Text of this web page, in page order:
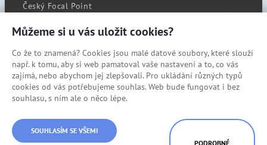
Český Focal Point
RSS
Cookies
Prohlášení o přístupnosti
Mapa stránek
© Státní úřad inspekce práce
Můžeme si u vás uložit cookies?
Co že to znamená? Cookies jsou malé datové soubory, které slouží
např. k tomu, aby si web pamatoval vaše nastavení a to, co vás
zajímá, nebo abychom jej zlepšovali. Pro ukládání různých typů
cookies od vás potřebujeme souhlas. Web bude fungovat i bez
souhlasu, s ním ale o něco lépe.
SOUHLASÍM SE VŠEMI
PODROBNÉ